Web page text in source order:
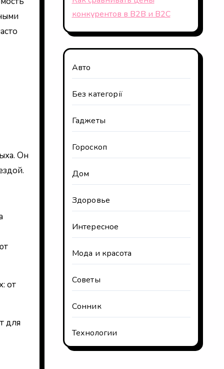
Он
от
для
конкурентов в B2B и B2C
Авто
Без категорії
Гаджеты
Гороскоп
Дом
Здоровье
Интересное
Мода и красота
Советы
Сонник
Технологии